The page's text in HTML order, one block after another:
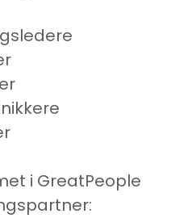
i GreatPeople